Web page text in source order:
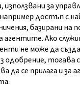
за
достъп с
базирани на
агентите. Ако
не може да
одобрение,
да се прилага и за